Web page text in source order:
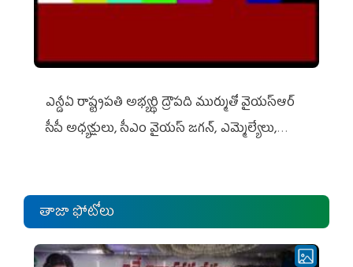
ఎన్డీఏ రాష్ట్ర‌ప‌తి అభ్య‌ర్థి ద్రౌప‌ది ముర్ముతో వైయ‌స్ఆర్
సీపీ అధ్య‌క్షులు, సీఎం వైయ‌స్ జ‌గ‌న్, ఎమ్మెల్యేలు,
తాజా ఫోటోలు